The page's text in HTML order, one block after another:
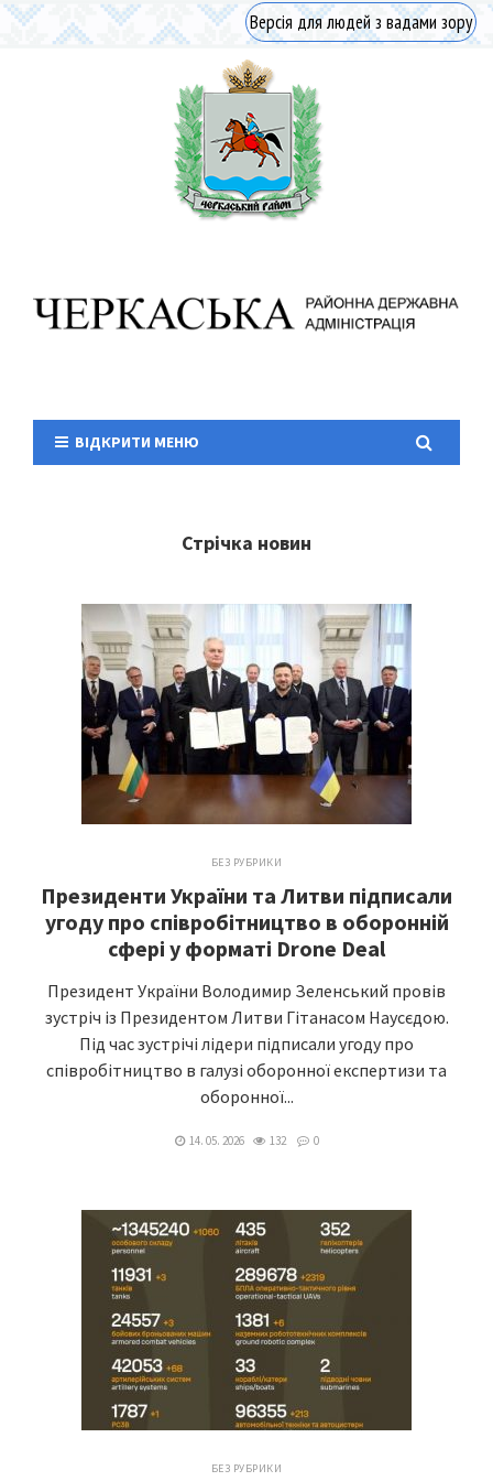
Версія для людей з вадами зору
ВІДКРИТИ МЕНЮ
Стрічка новин
БЕЗ РУБРИКИ
Президенти України та Литви підписали
угоду про співробітництво в оборонній
сфері у форматі Drone Deal
Президент України Володимир Зеленський провів
зустріч із Президентом Литви Гітанасом Наусєдою.
Під час зустрічі лідери підписали угоду про
співробітництво в галузі оборонної експертизи та
оборонної...
14. 05. 2026 132 0
БЕЗ РУБРИКИ